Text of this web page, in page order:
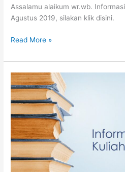
Assalamu alaikum wr.wb.
Agustus 2019, silakan klik disini.
Read More »
Panduan
Key-
In
2019/2020